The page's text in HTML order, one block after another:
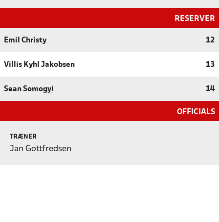
RESERVER
Emil Christy 12
Villis Kyhl Jakobsen 13
Sean Somogyi 14
OFFICIALS
TRÆNER
Jan Gottfredsen